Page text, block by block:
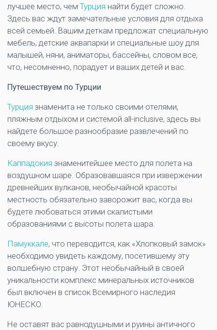
лучшее место, чем Турция найти будет сложно.
Здесь вас ждут замечательные условия для отдыха
всей семьей. Вашим деткам предложат специальную
мебель, детские аквапарки и специальные шоу для
малышей, няни, аниматоры, бассейны, словом все,
что, несомненно, порадует и ваших детей и вас.
Путешествуем по Турции
Турция знаменита не только своими отелями,
пляжным отдыхом и системой all-inclusive, здесь вы
найдете большое разнообразие развлечений по
своему вкусу.
Каппадокия знаменитейшее место для полета на
воздушном шаре. Образовавшаяся при извержении
древнейших вулканов, необычайной красоты
местность обязательно заворожит вас, когда вы
будете любоваться этими скалистыми
образованиями с высоты полета шара.
Памуккале, что переводится, как «Хлопковый замок»
необходимо увидеть каждому, посетившему эту
волшебную страну. Этот необычайный в своей
уникальности комплекс минеральных источников
был включен в список Всемирного наследия
ЮНЕСКО.
Не оставят вас равнодушными и руины античного